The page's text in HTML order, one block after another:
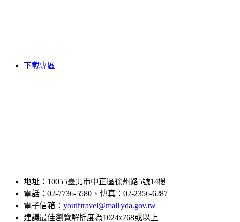
下載專區
地址：10055臺北市中正區徐州路5號14樓
電話：02-7736-5580、傳真：02-2356-6287
電子信箱： youthtravel@mail.yda.gov.tw
建議最佳瀏覽解析度為1024x768或以上